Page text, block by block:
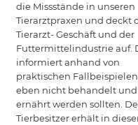
die Missstände in unseren
Tierarztpraxen und deckt
Tierarzt- Geschäft und der
Futtermittelindustrie auf.
informiert anhand von
praktischen
eben nicht behandelt und
ernährt werden sollten.
Tierbesitzer erhält in